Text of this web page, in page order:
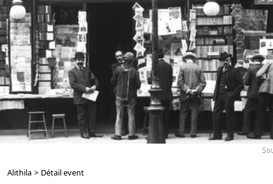
Alithila > Détail event